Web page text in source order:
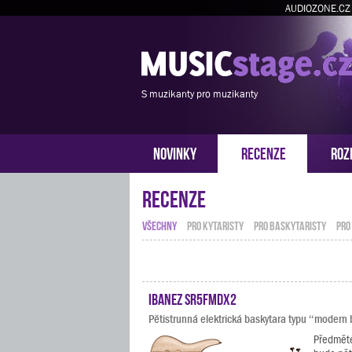
AUDIOZONE.CZ
S muzikanty pro muzikanty
NOVINKY RECENZE
Recenze
VŠECHNY PRO KYTARISTY PRO BASKYTARISTY
Ibanez SR5FMDX2
Pětistrunná elektrická baskytara typu “modern